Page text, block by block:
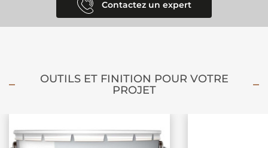
Contactez un expert
OUTILS ET FINITION POUR VOTRE
PROJET